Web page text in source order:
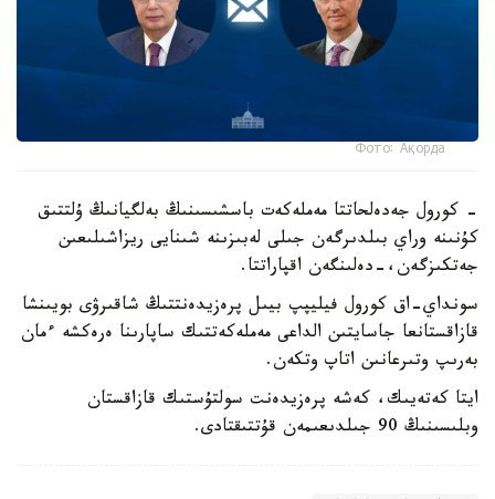
Фото: Ақорда
- كورول جەدەلحاتتا مەملەكەت باسشىسىنىڭ بەلگيانىڭ ۇلتتىق
كۇنىنە وراي بىلدىرگەن جىلى لەبىزىنە شىنايى ريزاشىلىعىن
جەتكىزگەن،-دەلىنگەن اقپاراتتا.
سونداي-اق كورول فيليپپ بيىل پرەزيدەنتتىڭ شاقىرۋى بويىنشا
قازاقستانعا جاسايتىن الداعى مەملەكەتتىك ساپارىنا ەرەكشە ءمان
بەرىپ وتىرعانىن اتاپ وتكەن.
ايتا كەتەيىك، كەشە پرەزيدەنت سولتۇستىك قازاقستان
وبلىسىنىڭ 90 جىلدىعىمەن قۇتتىقتادى.